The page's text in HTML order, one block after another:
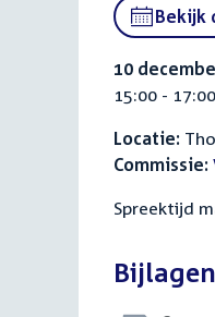
Bekijk
10
15:00 -
Locatie:
Commissie:
Spreektijd
Bijlagen